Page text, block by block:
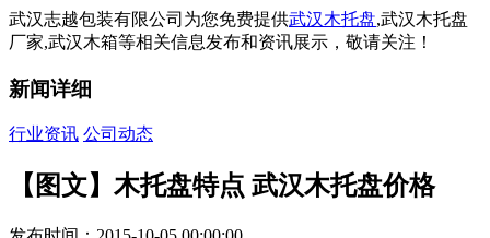
武汉志越包装有限公司为您免费提供武汉木托盘,武汉木托盘
厂家,武汉木箱等相关信息发布和资讯展示，敬请关注！
新闻详细
行业资讯 公司动态
【图文】木托盘特点 武汉木托盘价格